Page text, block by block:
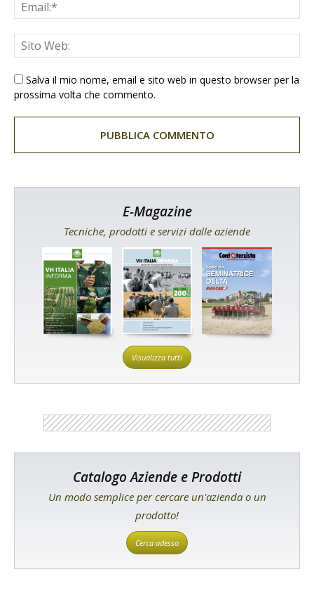
Salva il mio nome, email e sito web in questo browser per la
prossima volta che commento.
E-Magazine
Tecniche, prodotti e servizi dalle aziende
Visualizza tutti
Catalogo Aziende e Prodotti
Un modo semplice per cercare un'azienda o un
prodotto!
Cerca adesso